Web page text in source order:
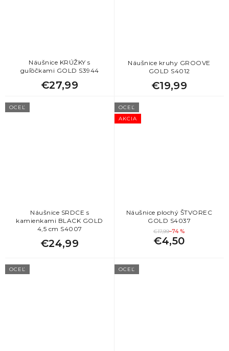
Náušnice KRÚŽKY s
guľôčkami GOLD S3944
€27,99
Náušnice kruhy GROOVE
GOLD S4012
€19,99
OCEĽ
Náušnice SRDCE s
kamienkami BLACK GOLD
4,5 cm S4007
€24,99
AKCIA
OCEĽ
Náušnice plochý ŠTVOREC
GOLD S4037
€17,99–74 %
€4,50
OCEĽ OCEĽ